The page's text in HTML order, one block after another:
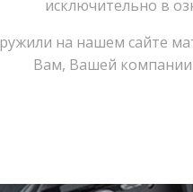
исключительно в
на нашем сайте
Вам, Вашей компании